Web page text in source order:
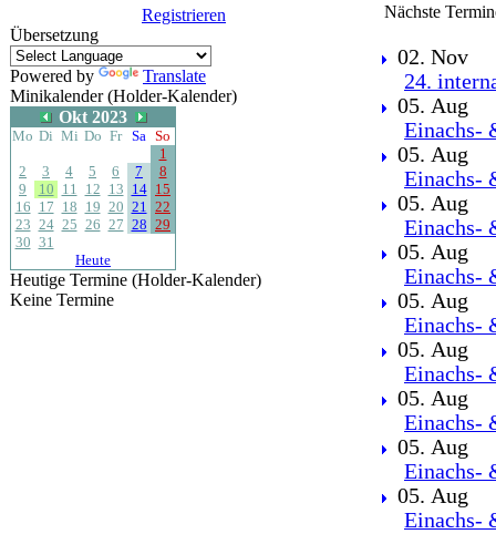
Registrieren
Übersetzung
Powered by
Translate
Minikalender (Holder-Kalender)
Okt 2023
Mo Di Mi Do Fr Sa So
1
2
3 4 5 6 7
8
9
10 11 12 13 14 15
16 17 18 19 20 21 22
23 24 25 26 27 28 29
30 31
Heute
Heutige Termine (Holder-Kalender)
Keine Termine
Nächste
02. Nov
24.
05. Aug
Einachs-
05. Aug
Einachs-
05. Aug
Einachs-
05. Aug
Einachs-
05. Aug
Einachs-
05. Aug
Einachs-
05. Aug
Einachs-
05. Aug
Einachs-
05. Aug
Einachs-